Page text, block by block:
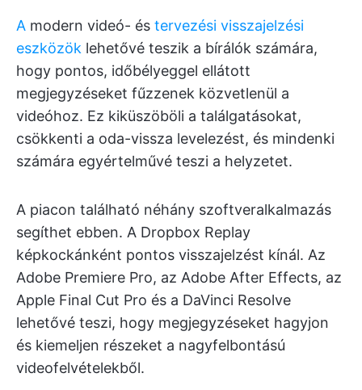
A modern videó- és tervezési visszajelzési
eszközök lehetővé teszik a bírálók számára,
hogy pontos, időbélyeggel ellátott
megjegyzéseket fűzzenek közvetlenül a
videóhoz. Ez kiküszöböli a találgatásokat,
csökkenti a oda-vissza levelezést, és mindenki
számára egyértelművé teszi a helyzetet.
A piacon található néhány szoftveralkalmazás
segíthet ebben. A Dropbox Replay
képkockánként pontos visszajelzést kínál. Az
Adobe Premiere Pro, az Adobe After Effects, az
Apple Final Cut Pro és a DaVinci Resolve
lehetővé teszi, hogy megjegyzéseket hagyjon
és kiemeljen részeket a nagyfelbontású
videofelvételekből.